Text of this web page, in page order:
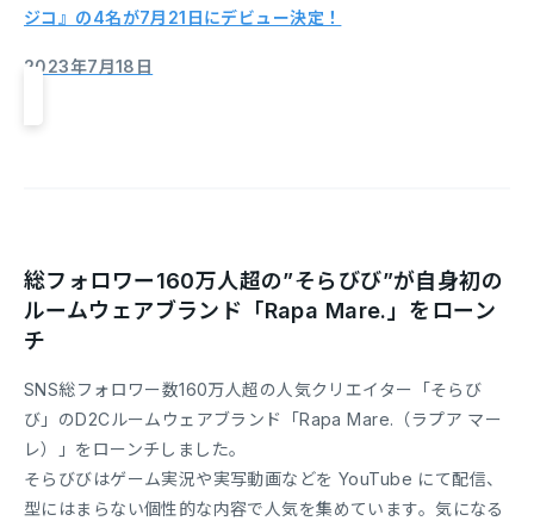
ジコ』の4名が7月21日にデビュー決定！
2023年7月18日
総フォロワー160万人超の”そらびび”が自身初の
ルームウェアブランド「Rapa Mare.」をローン
チ
SNS総フォロワー数160万人超の人気クリエイター「そらび
び」のD2Cルームウェアブランド「Rapa Mare.（ラプア マー
レ）」をローンチしました。
そらびびはゲーム実況や実写動画などを YouTube にて配信、
型にはまらない個性的な内容で人気を集めています。気になる